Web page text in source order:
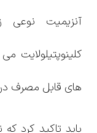
آنزیمیت
کلینوپتیلولایت
های قابل مصرف در
باید تاکید کرد